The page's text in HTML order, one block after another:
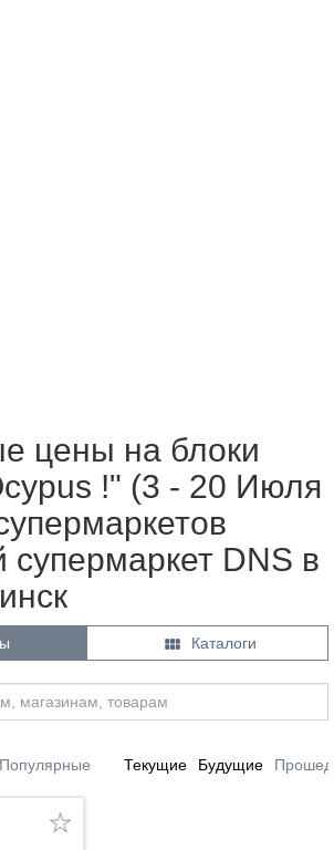
цены на блоки
!" (3 - 20 Июля
DNS в
 Каталоги
Популярные Текущие Будущие